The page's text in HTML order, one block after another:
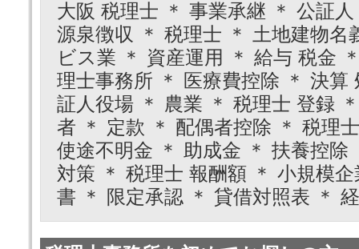
大阪 税理士 ＊ 事業承継 ＊ 公証
源泉徴収 ＊ 税理士 ＊ 土地建物名
ビス業 ＊ 資産運用 ＊ 給与 税金
理士事務所 ＊ 医療費控除 ＊ 決算
証人役場 ＊ 農業 ＊ 税理士 登録
者 ＊ 定款 ＊ 配偶者控除 ＊ 税理
使途不明金 ＊ 助成金 ＊ 扶養控除
対策 ＊ 税理士 報酬額 ＊ 小規模
書 ＊ 限定承認 ＊ 貸借対照表 ＊